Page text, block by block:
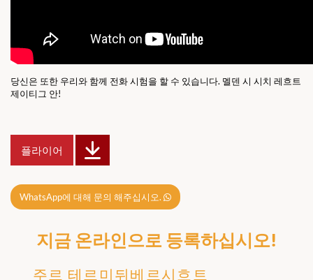
당신은 또한 우리와 함께 전화 시험을 할 수 있습니다. 멜덴 시 시치 레흐트
제이티그 안!
플라이어
WhatsApp에 대해 문의 해주십시오.
지금 온라인으로 등록하십시오!
주르 테르미뒤베르시흐트